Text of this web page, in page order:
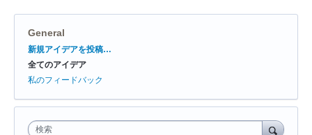
General
カ
テ
ゴ
新規アイデアを投稿…
全てのアイデア
私のフィードバック
検索